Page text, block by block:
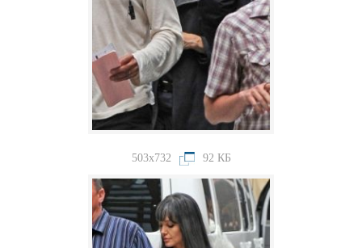
503x732 92 КБ